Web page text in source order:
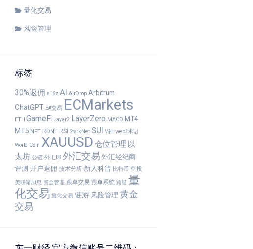
量化交易
风险管理
标签
30%返佣 a16z AI AirDrop Arbitrum
ChatGPT EA交易 ECMarkets
ETH GameFi Layer2 LayerZero MACD MT4
MT5 NFT RDNT RSI StarkNet SUI V神 web3术语
World Coin XAUUSD 仓位管理 以
太坊 公链 外汇IB 外汇交易 外汇经纪商
评测 开户返佣 技术分析 新人科普 比特币 空投
美联储加息 资金管理 跟单交易 跟单系统 跨链 量
化交易 量化交易 链游 风险管理 黄金
交易